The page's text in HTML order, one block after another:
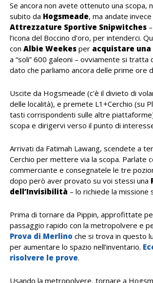
Se ancora non avete ottenuto una scopa,
subito da Hogsmeade, ma andate
Attrezzature Sportive Snipwitches
l’icona del Boccino d’oro, per intenderci.
con Albie Weekes per acquistare
a “soli” 600 galeoni – ovviamente si tratta
dato che parliamo ancora delle prime ore
Uscite da Hogsmeade (c’è il divieto di
delle località), e premete L1+Cerchio (su
tasti corrispondenti sulle altre
scopa e dirigervi verso il punto di
Arrivati da Fatimah Lawang, scendete a
Cerchio per mettere via la scopa. Parlate
commerciante e consegnatele le tre
dopo però aver provato su voi stessi una
dell’Invisibilità – lo richiede la missione
Prima di tornare da Pippin, approfittate
passaggio rapido con la metropolvere e
Prova di Merlino che si trova in questo
per aumentare lo spazio nell’inventario.
risolvere le prove.
Usando la metropolvere, tornare a